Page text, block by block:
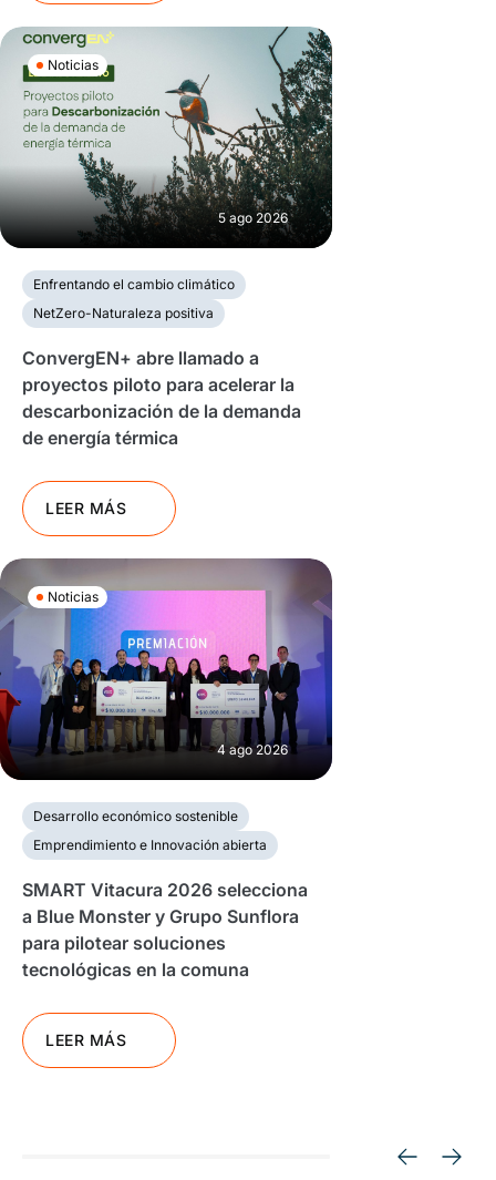
Noticias
5 ago 2026
Enfrentando el cambio climático
NetZero-Naturaleza positiva
ConvergEN+ abre llamado a
proyectos piloto para acelerar la
descarbonización de la demanda
de energía térmica
LEER MÁS
Noticias
4 ago 2026
Desarrollo económico sostenible
Emprendimiento e Innovación abierta
SMART Vitacura 2026 selecciona
a Blue Monster y Grupo Sunflora
para pilotear soluciones
tecnológicas en la comuna
LEER MÁS